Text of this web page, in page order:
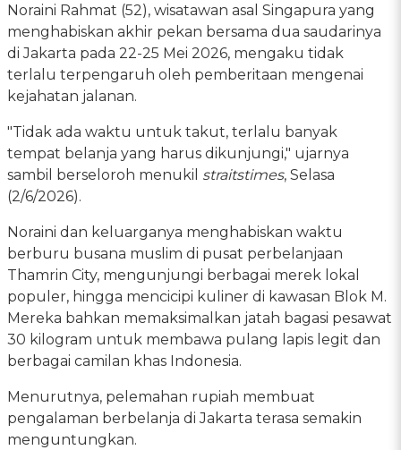
Noraini Rahmat (52), wisatawan asal Singapura yang
menghabiskan akhir pekan bersama dua saudarinya
di Jakarta pada 22-25 Mei 2026, mengaku tidak
terlalu terpengaruh oleh pemberitaan mengenai
kejahatan jalanan.
"Tidak ada waktu untuk takut, terlalu banyak
tempat belanja yang harus dikunjungi," ujarnya
sambil berseloroh menukil straitstimes, Selasa
(2/6/2026).
Noraini dan keluarganya menghabiskan waktu
berburu busana muslim di pusat perbelanjaan
Thamrin City, mengunjungi berbagai merek lokal
populer, hingga mencicipi kuliner di kawasan Blok M.
Mereka bahkan memaksimalkan jatah bagasi pesawat
30 kilogram untuk membawa pulang lapis legit dan
berbagai camilan khas Indonesia.
Menurutnya, pelemahan rupiah membuat
pengalaman berbelanja di Jakarta terasa semakin
menguntungkan.